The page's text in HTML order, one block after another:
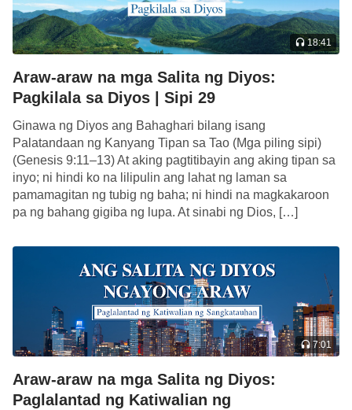
mas mabagal silang manghusga sa Kanyang
gawain. Bukod pa riyan, katiting lamang ang
binabanggit nilang kaalaman nila tungkol sa gawain
ng Diyos ngayon, ngunit hindi sila padalus-dalos sa
kanilang mga paghusga. Kapag mas kakaunti ang
alam ng mga tao tungkol sa Diyos, mas mayabang
sila at labis ang tiwala nila sa sarili at mas walang-
pakundangan nilang ipinapahayag ang katauhan ng
Diyos—subalit ang binabanggit nila ay teorya
lamang, at wala silang ibinibigay na tunay na
mga tao. Yaong mga itinuturing na laro ang gawain
ng Banal na Espiritu ay mga bobo! Yaong mga hindi
maingat kapag nakakatagpo sila ng bagong gawain
ng Banal na Espiritu, na walang-tigil magsalita,
mabilis humusga, malayang hinahayaan ang
kanilang pag-uugali na tanggihan ang pagiging
tama ng gawain ng Banal na Espiritu, at iniinsulto at
18:41
Araw-araw na mga Salita ng Diyos:
Pagkilala sa Diyos | Sipi 29
Ginawa ng Diyos ang Bahaghari bilang isang
Palatandaan ng Kanyang Tipan sa Tao (Mga piling sipi)
(Genesis 9:11–13) At aking pagtitibayin ang aking tipan sa
inyo; ni hindi ko na lilipulin ang lahat ng laman sa
pamamagitan ng tubig ng baha; ni hindi na magkakaroon
pa ng bahang gigiba ng lupa. At sinabi ng Dios, […]
7:01
Araw-araw na mga Salita ng Diyos:
Paglalantad ng Katiwalian ng